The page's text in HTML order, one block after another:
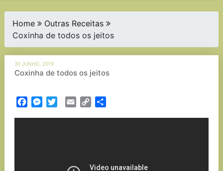
Home
Outras Receitas
Coxinha de todos os jeitos
30 JUNHO, 2019
Coxinha de todos os jeitos
FacebookMessenger
TwitterEmail Copy